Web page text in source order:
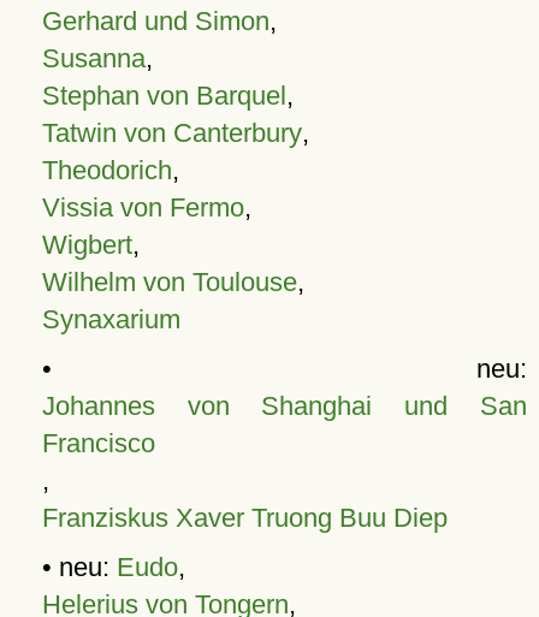
Gerhard und Simon,
Susanna,
Stephan von Barquel,
Tatwin von Canterbury,
Theodorich,
Vissia von Fermo,
Wigbert,
Wilhelm von Toulouse,
Synaxarium
• neu:
Johannes von Shanghai und San
Francisco
,
Franziskus Xaver Truong Buu Diep
• neu: Eudo,
Helerius von Tongern,